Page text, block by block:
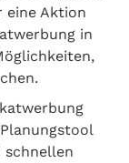
eine Aktion
in
schnellen